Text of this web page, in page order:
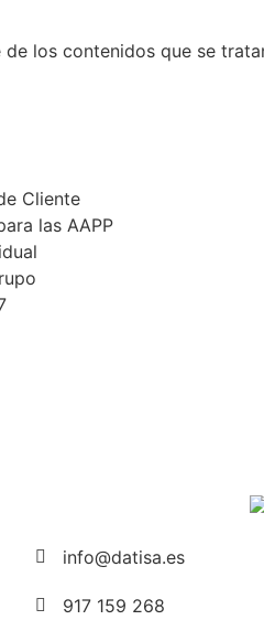
los contenidos que se
Cliente
las AAPP
info@datisa.es
917 159 268